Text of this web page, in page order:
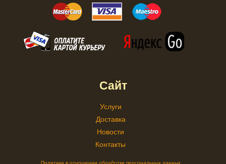
Сайт
Услуги
Доставка
Новости
Контакты